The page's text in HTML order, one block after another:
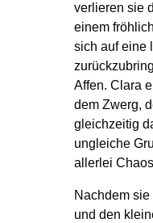
verlieren sie
einem
sich auf eine
Affen. Clara
dem Zwerg,
gleichzeitig
ungleiche
allerlei
Nachdem
und den